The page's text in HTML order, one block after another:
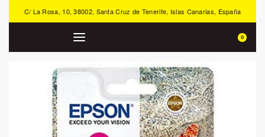
C/ La Rosa, 10, 38002, Santa Cruz de Tenerife, Islas Canarias, España
0